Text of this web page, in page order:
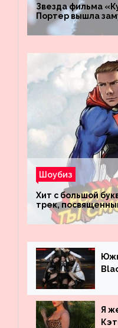
Звезда фильма
Портер вышла
Шоубиз
Хит с большой
трек,
Я